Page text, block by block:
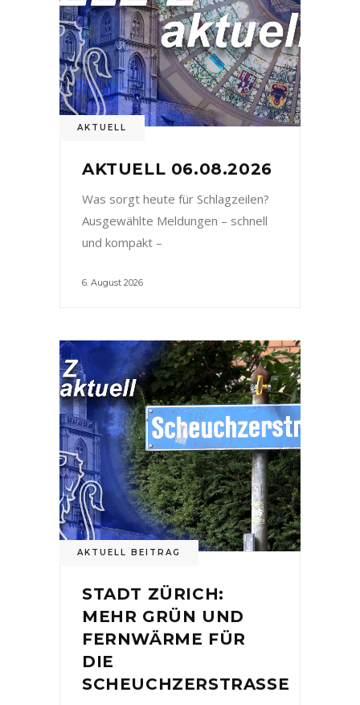
AKTUELL
AKTUELL 06.08.2026
Was sorgt heute für Schlagzeilen?
Ausgewählte Meldungen – schnell
und kompakt –
6. August 2026
AKTUELL BEITRAG
STADT ZÜRICH:
MEHR GRÜN UND
FERNWÄRME FÜR
DIE
SCHEUCHZERSTRASSE